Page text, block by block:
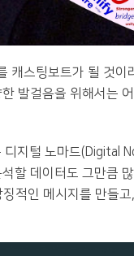
스팅보트가 될 것이
발걸음을 위해서는
지털 노마드(Digital
할 데이터도 그만큼
적인 메시지를 만들